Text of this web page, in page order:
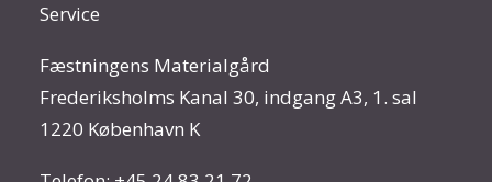
Service
Fæstningens Materialgård
Frederiksholms Kanal 30, indgang A3, 1. sal
1220 København K